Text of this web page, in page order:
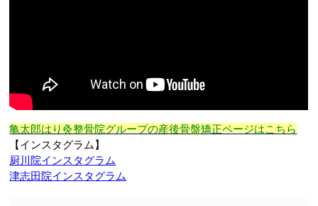
亀太郎はり灸整骨院グループの産後骨盤矯正ページはこちら
【インスタグラム】
厨川院インスタグラム
津志田院インスタグラム